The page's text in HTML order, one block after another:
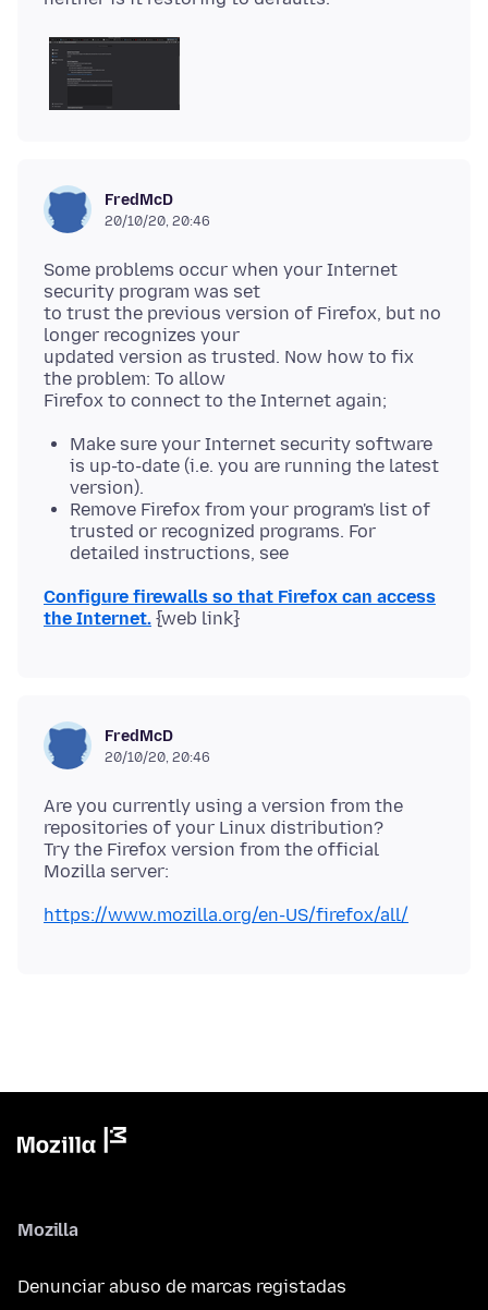
FredMcD
20/10/20, 20:46
Some problems occur when your Internet
security program was set
to trust the previous version of Firefox, but no
longer recognizes your
updated version as trusted. Now how to fix
the problem: To allow
Make sure your Internet security software
is up-to-date (i.e. you are running the latest
version).
Remove Firefox from your program's list of
trusted or recognized programs. For
detailed instructions, see
Configure firewalls so that Firefox can access
the Internet.
FredMcD
20/10/20, 20:46
Are you currently using a version from the
repositories of your Linux distribution?
Try the Firefox version from the official
https://www.mozilla.org/en-US/firefox/all/
Mozilla
Denunciar abuso de marcas registadas